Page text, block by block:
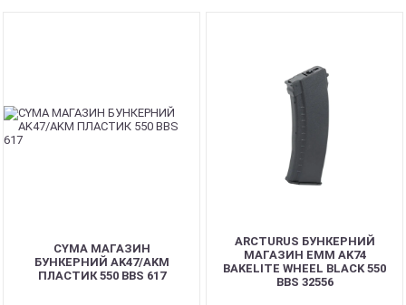
CYMA МАГАЗИН
БУНКЕРНИЙ AK47/AKM
ПЛАСТИК 550 BBS 617
ARCTURUS БУНКЕРНИЙ
МАГАЗИН EMM AK74
BAKELITE WHEEL BLACK 550
BBS 32556